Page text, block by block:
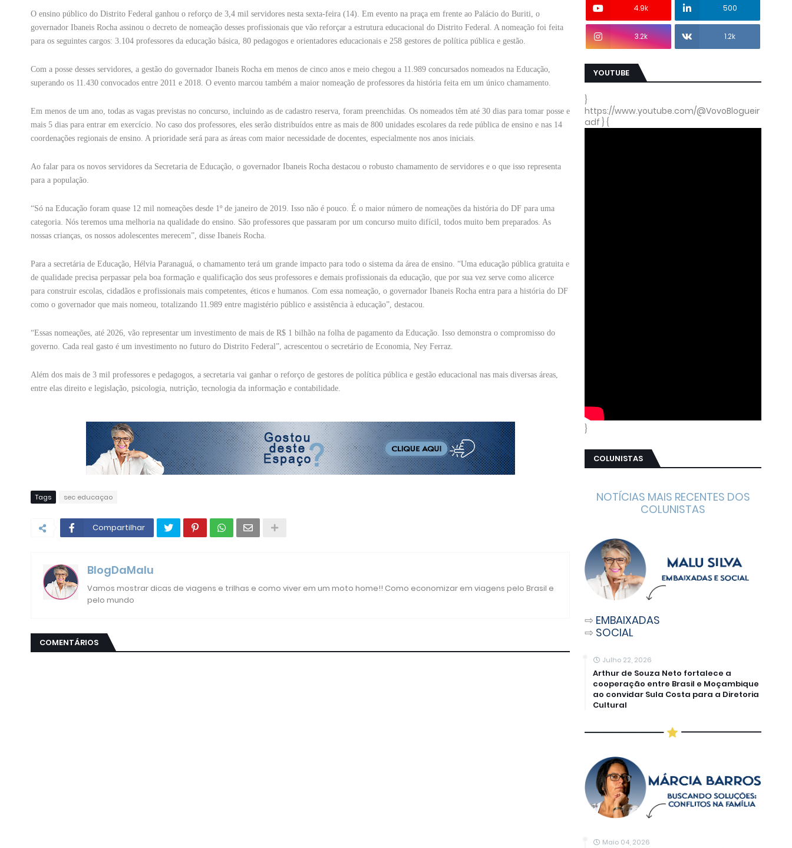
O ensino público do Distrito Federal ganhou o reforço de 3,4 mil servidores nesta sexta-feira (14). Em evento na praça em frente ao Palácio do Buriti, o
governador Ibaneis Rocha assinou o decreto de nomeação desses profissionais que vão reforçar a estrutura educacional do Distrito Federal. A nomeação foi feita
para os seguintes cargos: 3.104 professores da educação básica, 80 pedagogos e orientadores educacionais e 258 gestores de política pública e gestão.
Com a posse desses servidores, a gestão do governador Ibaneis Rocha em menos de cinco anos e meio chegou a 11.989 concursados nomeados na Educação,
superando os 11.430 convocados entre 2011 e 2018. O evento marcou também a maior nomeação de professores da história feita em um único chamamento.
Em menos de um ano, todas as vagas previstas no concurso, incluindo as de cadastro reserva, foram preenchidas. Os nomeados têm até 30 dias para tomar posse e
mais 5 dias para entrar em exercício. No caso dos professores, eles serão distribuídos entre as mais de 800 unidades escolares da rede pública de ensino e nas 14
coordenações regionais de ensino. A prioridade será para as áreas com maior necessidade de docentes, especialmente nos anos iniciais.
Ao falar para os novos servidores da Secretaria de Educação, o governador Ibaneis Rocha destacou o robusto chamamento de servidores e o que isso representa
para a população.
“Só na Educação foram quase 12 mil nomeações desde 1º de janeiro de 2019. Isso não é pouco. É o maior número de nomeações da história do DF para uma
categoria. Nós teremos uma melhoria na qualidade do ensino. São professores que passaram por um concurso muito difícil, todos muito bem preparados. As
nossas crianças, os nossos adolescentes merecem”, disse Ibaneis Rocha.
Para a secretária de Educação, Hélvia Paranaguá, o chamamento terá um grande impacto para todo o sistema da área de ensino. “Uma educação pública gratuita e
de qualidade precisa perpassar pela boa formação e qualificação dos seus professores e demais profissionais da educação, que por sua vez serve como alicerce
para construir escolas, cidadãos e profissionais mais competentes, éticos e humanos. Com essa nomeação, o governador Ibaneis Rocha entra para a história do DF
como o governador que mais nomeou, totalizando 11.989 entre magistério público e assistência à educação”, destacou.
“Essas nomeações, até 2026, vão representar um investimento de mais de R$ 1 bilhão na folha de pagamento da Educação. Isso demonstra o compromisso do
governo. Cada real gasto é um investimento no futuro do Distrito Federal”, acrescentou o secretário de Economia, Ney Ferraz.
Além dos mais de 3 mil professores e pedagogos, a secretaria vai ganhar o reforço de gestores de política pública e gestão educacional nas mais diversas áreas,
entre elas direito e legislação, psicologia, nutrição, tecnologia da informação e contabilidade.
Tags sec educaçao
Compartilhar
BlogDaMalu
Vamos mostrar dicas de viagens e trilhas e como viver em um moto home!! Como economizar em viagens pelo Brasil e
pelo mundo
COMENTÁRIOS
4.9k 500
3.2k 1.2k
YOUTUBE
}
https://www.youtube.com/@VovoBlogueir
adf } {
}
COLUNISTAS
NOTÍCIAS MAIS RECENTES DOS
COLUNISTAS
⇨ EMBAIXADAS
⇨ SOCIAL
Julho 22, 2026
Arthur de Souza Neto fortalece a
cooperação entre Brasil e Moçambique
ao convidar Sula Costa para a Diretoria
Cultural
Maio 04, 2026